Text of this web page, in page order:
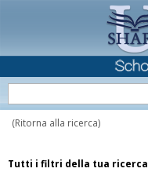
(Ritorna alla ricerca)
Tutti i filtri della tua ricerca